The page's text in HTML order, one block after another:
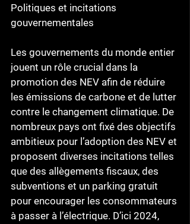
Politiques et incitations
gouvernementales
Les gouvernements du monde entier
jouent un rôle crucial dans la
promotion des NEV afin de réduire
les émissions de carbone et de lutter
contre le changement climatique. De
nombreux pays ont fixé des objectifs
ambitieux pour l’adoption des NEV et
proposent diverses incitations telles
que des allègements fiscaux, des
subventions et un parking gratuit
pour encourager les consommateurs
à passer à l’électrique. D’ici 2024,